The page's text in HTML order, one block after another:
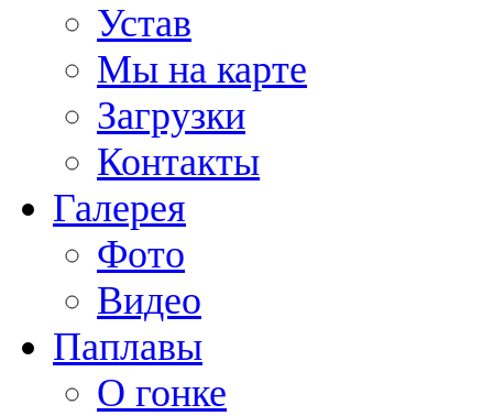
Устав
Мы на карте
Загрузки
Контакты
Галерея
Фото
Видео
Паплавы
О гонке